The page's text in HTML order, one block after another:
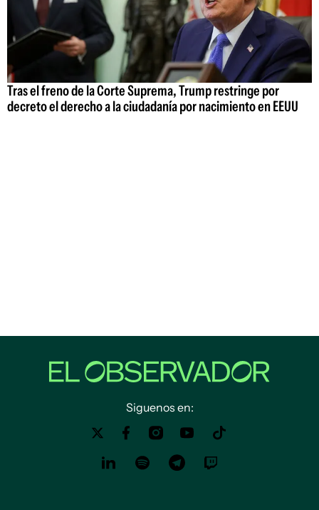
Tras el freno de la Corte Suprema, Trump restringe por
decreto el derecho a la ciudadanía por nacimiento en EEUU
Siguenos en: